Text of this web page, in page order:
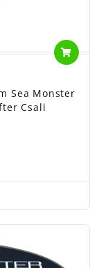
Sea Monster
Csali